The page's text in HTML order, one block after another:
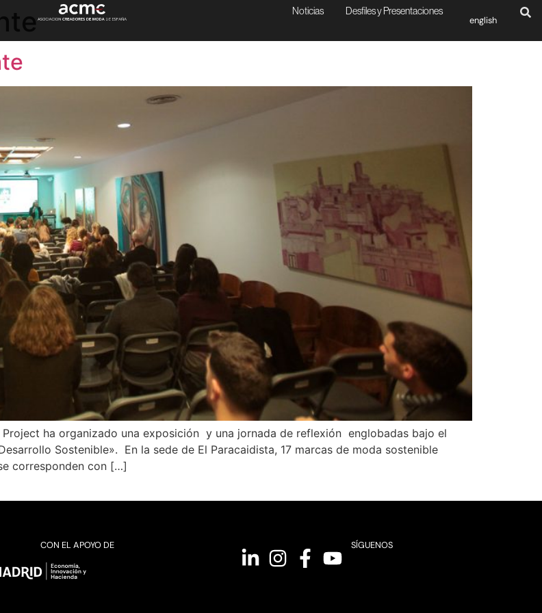
Noticias Desfiles y Presentaciones
english
ha organizado una exposición y una jornada de reflexión englobadas bajo el
Sostenible». En la sede de El Paracaidista, 17 marcas de moda sostenible
corresponden con […]
CON EL APOYO DE SÍGUENOS